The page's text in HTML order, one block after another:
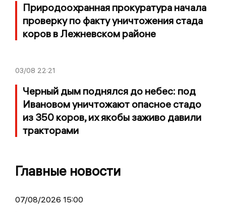
Природоохранная прокуратура начала
проверку по факту уничтожения стада
коров в Лежневском районе
03/08 22:21
Черный дым поднялся до небес: под
Ивановом уничтожают опасное стадо
из 350 коров, их якобы заживо давили
тракторами
Главные новости
07/08/2026 15:00